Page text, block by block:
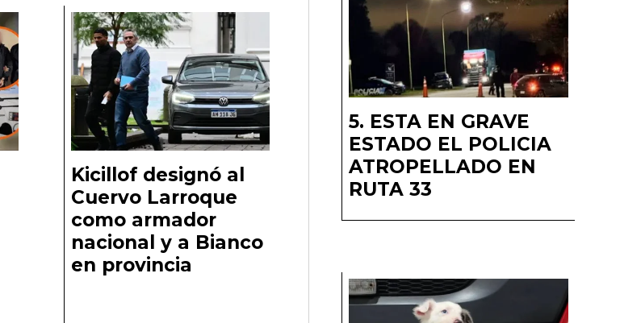
Kicillof designó al
Cuervo Larroque
como armador
nacional y a Bianco
en provincia
ESTA EN GRAVE
ESTADO EL POLICIA
ATROPELLADO EN
RUTA 33